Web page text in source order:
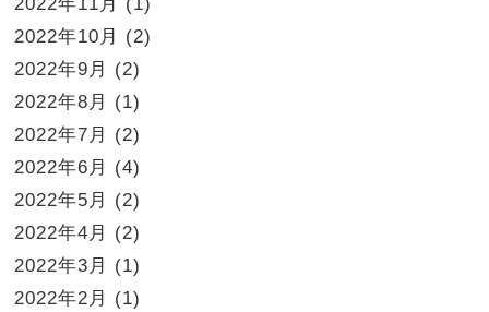
2022年10月
(2)
2022年9月
(2)
2022年8月
(1)
2022年7月
(2)
2022年6月
(4)
2022年5月
(2)
2022年4月
(2)
2022年3月
(1)
2022年2月
(1)